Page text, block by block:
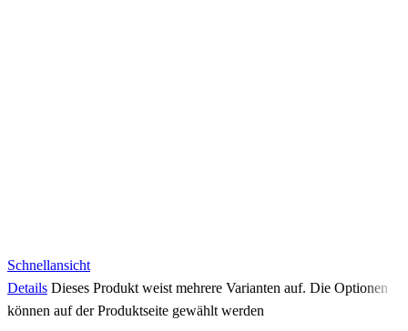
Schnellansicht
Details Dieses Produkt weist mehrere Varianten auf. Die Optionen
können auf der Produktseite gewählt werden